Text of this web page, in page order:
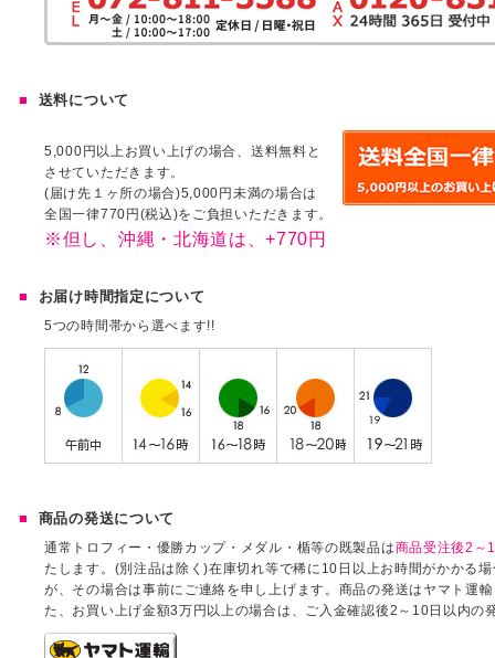
送料について
5,000円以上お買い上げの場合、送料無料と
させていただきます。
(届け先１ヶ所の場合)5,000円未満の場合は
全国一律770円(税込)をご負担いただきます。
※但し、沖縄・北海道は、+770円
お届け時間指定について
5つの時間帯から選べます!!
商品の発送について
通常トロフィー・優勝カップ・メダル・楯等の既製品は商品受注後2～
たします。(別注品は除く)在庫切れ等で稀に10日以上お時間がかかる
が、その場合は事前にご連絡を申し上げます。商品の発送はヤマト運
た、お買い上げ金額3万円以上の場合は、ご入金確認後2～10日以内の